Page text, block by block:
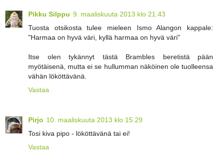
Pikku Silppu 9. maaliskuuta 2013 klo 21.43
Tuosta otsikosta tulee mieleen Ismo Alangon kappale:
"Harmaa on hyvä väri, kyllä harmaa on hyvä väri"
Itse olen tykännyt tästä Brambles beretistä pään
myötäisenä, mutta ei se hullumman näköinen ole tuolleensa
vähän lököttävänä.
Vastaa
Pirjo 10. maaliskuuta 2013 klo 15.29
Tosi kiva pipo - lököttävänä tai ei!
Vastaa